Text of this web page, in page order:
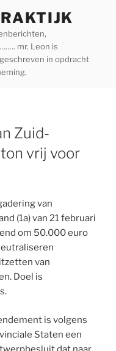
mr. Leon is
in opdracht
Zuid-
vrij voor
van
(1a) van 21 februari
om 50.000 euro
van
Doel is
is volgens
Staten een